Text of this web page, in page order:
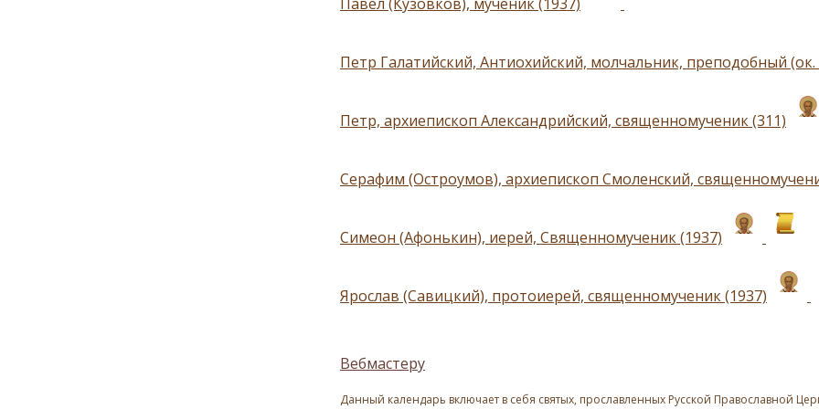
Петр Галатийский, Антиохийский, молчальник, преподобный (ок.
Петр, архиепископ Александрийский, священномученик (311)
Серафим (Остроумов), архиепископ Смоленский,
Симеон (Афонькин), иерей, Священномученик (1937)
Ярослав (Савицкий), протоиерей, священномученик (1937)
Вебмастеру
Данный календарь включает в себя святых, прославленных Русской Православной